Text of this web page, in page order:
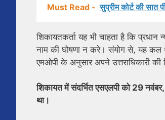
Must Read - सुप्रीम कोर्ट की
शिकायतकर्ता यह भी चाहता है कि
नाम की घोषणा न करे। संयोग से, यह कल
एमओपी के अनुसार अपने उत्तराधिकारी
शिकायत में संदर्भित एसएलपी को 29 नवंबर,
था।